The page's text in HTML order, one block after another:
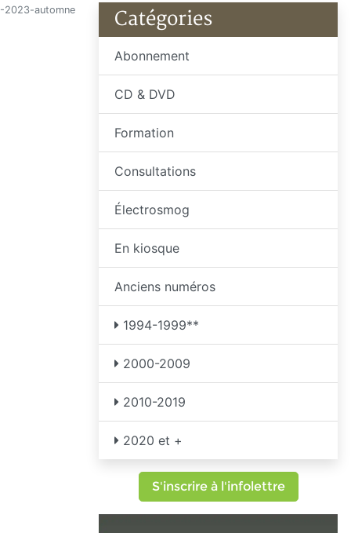
2023-automne Catégories
Abonnement
CD & DVD
Formation
Consultations
Électrosmog
En kiosque
Anciens numéros
1994-1999**
2000-2009
2010-2019
2020 et +
S'inscrire à l'infolettre